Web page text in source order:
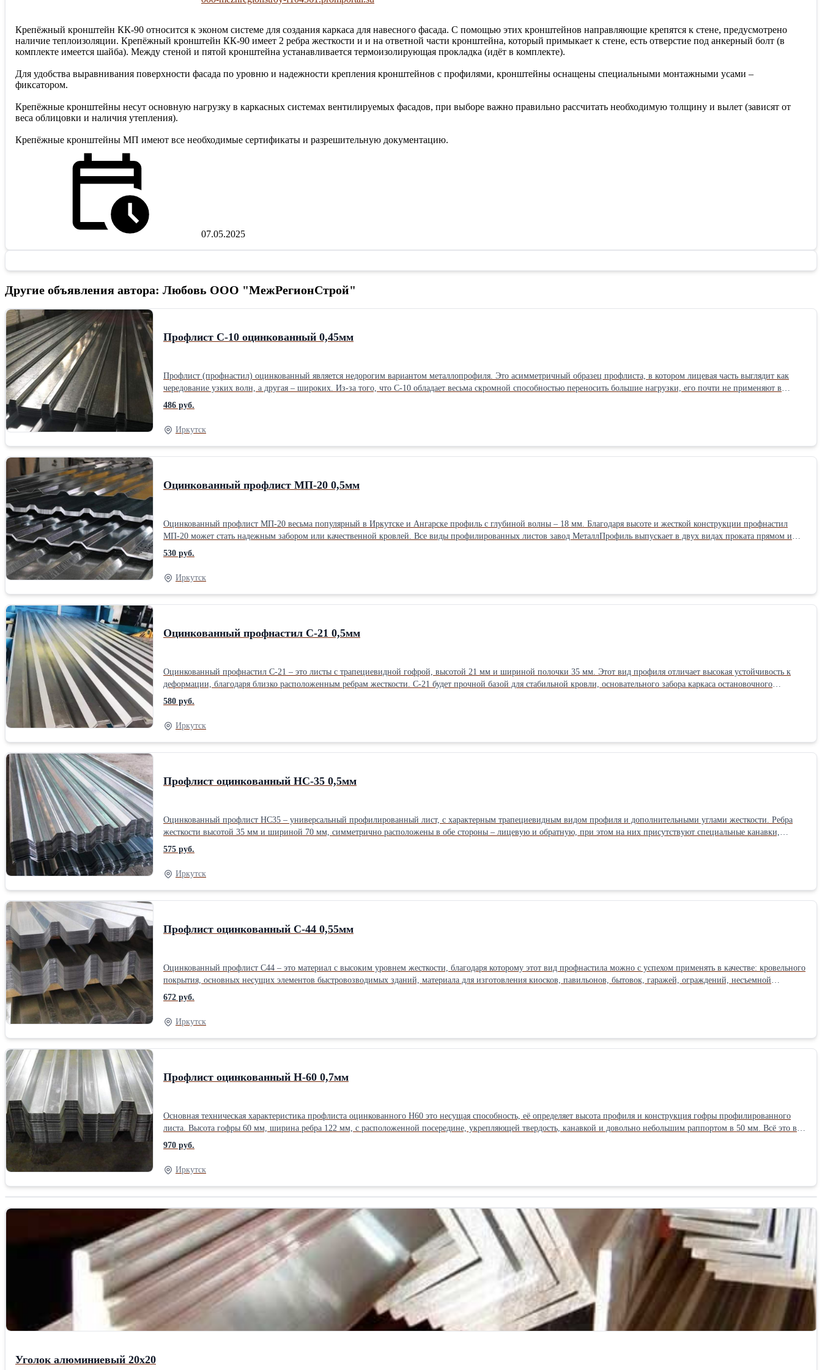
Крепёжный кронштейн КК-90 относится к эконом системе для создания каркаса для навесного фасада. С помощью этих кронштейнов направляющие крепятся к стене, предусмотрено
наличие теплоизоляции. Крепёжный кронштейн КК-90 имеет 2 ребра жесткости и и на ответной части кронштейна, который примыкает к стене, есть отверстие под анкерный болт (в
комплекте имеется шайба). Между стеной и пятой кронштейна устанавливается термоизолирующая прокладка (идёт в комплекте).
Для удобства выравнивания поверхности фасада по уровню и надежности крепления кронштейнов с профилями, кронштейны оснащены специальными монтажными усами –
фиксатором.
Крепёжные кронштейны несут основную нагрузку в каркасных системах вентилируемых фасадов, при выборе важно правильно рассчитать необходимую толщину и вылет (зависят от
веса облицовки и наличия утепления).
Крепёжные кронштейны МП имеют все необходимые сертификаты и разрешительную документацию.
07.05.2025
Другие объявления автора: Любовь ООО "МежРегионСтрой"
Профлист С-10 оцинкованный 0,45мм
Профлист (профнастил) оцинкованный является недорогим вариантом металлопрофиля. Это асимметричный образец профлиста, в котором лицевая часть выглядит как
чередование узких волн, а другая – широких. Из-за того, что С-10 обладает весьма скромной способностью переносить большие нагрузки, его почти не применяют в
качестве кровельного покрытия. Профнастил оцинкованный С-10 имеет малую глубину волны, но довольно приличную рабочую ширину – 1100 мм. Это асимметричный
образец профлиста, в котором лицевая часть выглядит как чередование узких волн, а другая – широких. Купить оцинкованный профлист С-10 можно как в стандарте 2 или
6 метров, так и в любой необходимой длине. Минимальный размер профлиста для заказа: 0,5 метра, максимальный 12 метров. Срок изготовления партии более 50 кв.
486 руб.
Иркутск
Оцинкованный профлист МП-20 0,5мм
Оцинкованный профлист МП-20 весьма популярный в Иркутске и Ангарске профиль с глубиной волны – 18 мм. Благодаря высоте и жесткой конструкции профнастил
МП-20 может стать надежным забором или качественной кровлей. Все виды профилированных листов завод МеталлПрофиль выпускает в двух видах проката прямом и
обратном (А и В), а у профлиста МП-20 есть третий вид проката, специально для кровельных покрытий – R, это профлист с капельником, который благодаря своей
конструктивной особенности защищает кровлю от самой возможности протекания, при любых шквалистых ветрах и непогоде. Купить оцинкованный профлист МП-20
можно как в стандарте 2 или 6 метров, так и в любой необходимой длине. Минимальный размер профлиста для заказа: 0,5 метра, максимальный 12 метров. Срок
530 руб.
Иркутск
Оцинкованный профнастил С-21 0,5мм
Оцинкованный профнастил С-21 – это листы с трапециевидной гофрой, высотой 21 мм и шириной полочки 35 мм. Этот вид профиля отличает высокая устойчивость к
деформации, благодаря близко расположенным ребрам жесткости. С-21 будет прочной базой для стабильной кровли, основательного забора каркаса остановочного
комплекса и других небольших построек. Симметричные гребни профиля делают его стойким к физическим повреждениям, придавая хорошую прочность на изгиб.
Профнастил оцинкованный С-21 выпускается в 2-х видах: прямой и обратный прокат, для кровли используется только прямой (лицевая сторона А). Благодаря высоте
580 руб.
Иркутск
Профлист оцинкованный НС-35 0,5мм
Оцинкованный профлист НС35 – универсальный профилированный лист, с характерным трапециевидным видом профиля и дополнительными углами жесткости. Ребра
жесткости высотой 35 мм и шириной 70 мм, симметрично расположены в обе стороны – лицевую и обратную, при этом на них присутствуют специальные канавки,
которые придают оцинкованному листу НС35 дополнительную прочность и устойчивость к перегибу. Этот прочный профлист используют для кровельных покрытий в
районах со сложным климатом, с высокими снеговыми и ветровыми нагрузками, а также при строительстве быстровозводимых зданий (складов, ангаров, киосков,
575 руб.
Иркутск
Профлист оцинкованный С-44 0,55мм
Оцинкованный профлист С44 – это материал с высоким уровнем жесткости, благодаря которому этот вид профнастила можно с успехом применять в качестве: кровельного
покрытия, основных несущих элементов быстровозводимых зданий, материала для изготовления киосков, павильонов, бытовок, гаражей, ограждений, несъемной
опалубки для железобетонных перекрытий, в производстве сэндвич-панелей. Профилированный лист С-44 может быть оцинкованным или на его поверхность могут быть
нанесены различные покрытия: обычный и модифицированный полиэстер, пластизол, полиуретан, алюмоцинк, PVDF. Профлист С44 можно применять для особых задач,
при эксплуатации объектов в агрессивной среде (морская вода, химические и техногенные производства), в животноводстве и сельском хозяйстве, специальных
672 руб.
Иркутск
Профлист оцинкованный Н-60 0,7мм
Основная техническая характеристика профлиста оцинкованного Н60 это несущая способность, её определяет высота профиля и конструкция гофры профилированного
листа. Высота гофры 60 мм, ширина ребра 122 мм, с расположенной посередине, укрепляющей твердость, канавкой и довольно небольшим раппортом в 50 мм. Всё это в
совокупности делает Н60 одним из самых прочных видов профилированных листов. Его способность нести высокие статические и динамические нагрузки, при этом
небольшой вес дает возможность использовать Н-60 в следующих случаях: в перекрытиях, без промежуточных опор, для устройства несъёмной опалубки, в перекрытиях, с
970 руб.
Иркутск
Уголок алюминиевый 20х20